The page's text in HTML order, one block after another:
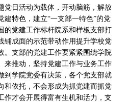
党日活动为载体，开动脑筋，解放
建特色，建立“一支部一特色”的党
的党建工作标杆院系和样板支部打
铺成面的示范带动作用提升学校党
。支部的党建工作要紧紧围绕学院
来推动，坚持党建工作与业务工作
到学院党委有决策，各个党支部就
和依托，不会形成为抓党建而抓党
作才会开展得富有生机和活力，支